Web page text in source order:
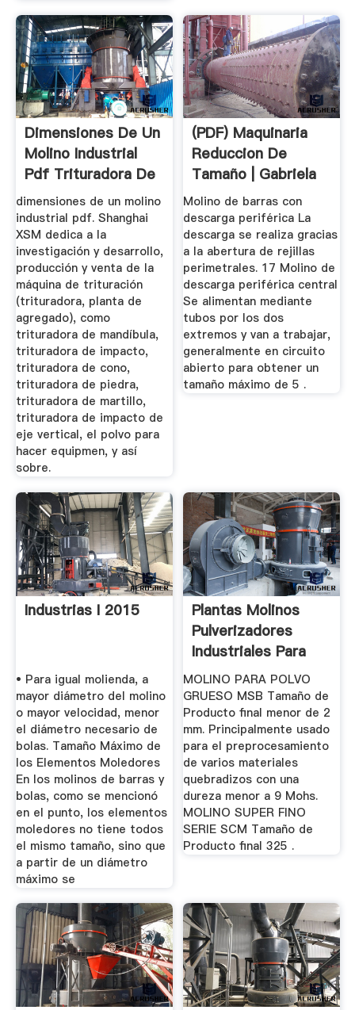
Dimensiones De Un
Molino Industrial
Pdf Trituradora De
Cono
dimensiones de un molino
industrial pdf. Shanghai
XSM dedica a la
investigación y desarrollo,
producción y venta de la
máquina de trituración
(trituradora, planta de
agregado), como
trituradora de mandíbula,
trituradora de impacto,
trituradora de cono,
trituradora de piedra,
trituradora de martillo,
trituradora de impacto de
eje vertical, el polvo para
hacer equipmen, y así
sobre.
(PDF) Maquinaria
Reduccion De
Tamaño | Gabriela
Garzon ...
Molino de barras con
descarga periférica La
descarga se realiza gracias
a la abertura de rejillas
perimetrales. 17 Molino de
descarga periférica central
Se alimentan mediante
tubos por los dos
extremos y van a trabajar,
generalmente en circuito
abierto para obtener un
tamaño máximo de 5 .
Industrias I 2015
• Para igual molienda, a
mayor diámetro del molino
o mayor velocidad, menor
el diámetro necesario de
bolas. Tamaño Máximo de
los Elementos Moledores
En los molinos de barras y
bolas, como se mencionó
en el punto, los elementos
moledores no tiene todos
el mismo tamaño, sino que
a partir de un diámetro
máximo se
Plantas Molinos
Pulverizadores
Industriales Para
Minera ...
MOLINO PARA POLVO
GRUESO MSB Tamaño de
Producto final menor de 2
mm. Principalmente usado
para el preprocesamiento
de varios materiales
quebradizos con una
dureza menor a 9 Mohs.
MOLINO SUPER FINO
SERIE SCM Tamaño de
Producto final 325 .